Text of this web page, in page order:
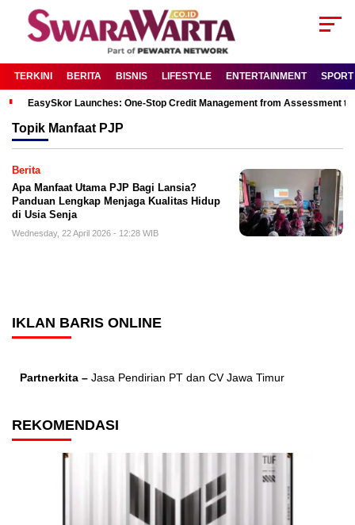
TERKINI BERITA BISNIS LIFESTYLE ENTERTAINMENT SPORT
EasySkor Launches: One-Stop Credit Management from Assessment
Topik Manfaat PJP
Berita
Apa Manfaat Utama PJP Bagi Lansia?
Panduan Lengkap Menjaga Kualitas Hidup
di Usia Senja
Wednesday, 22 April 2026 - 12:28 WIB
IKLAN BARIS ONLINE
Partnerkita – Jasa Pendirian PT dan CV Jawa Timur
REKOMENDASI